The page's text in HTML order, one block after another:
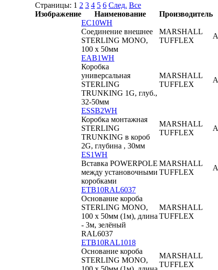
Страницы: 1 2 3 4 5 6 След. Все
Изображение
Наименование
Производитель
EC10WH
Соединение внешнее
STERLING MONO,
100 x 50мм
MARSHALL
TUFFLEX
А
EAB1WH
Коробка
универсальная
STERLING
TRUNKING 1G, глуб.,
32-50мм
MARSHALL
TUFFLEX
А
ESSB2WH
Коробка монтажная
STERLING
TRUNKING в короб
2G, глубина , 30мм
MARSHALL
TUFFLEX
А
ES1WH
Вставка POWERPOLE
между установочными
коробками
MARSHALL
TUFFLEX
А
ETB10RAL6037
Основание короба
STERLING MONO,
100 x 50мм (1м), длина
- 3м, зелёный
RAL6037
MARSHALL
TUFFLEX
ETB10RAL1018
Основание короба
STERLING MONO,
MARSHALL
TUFFLEX